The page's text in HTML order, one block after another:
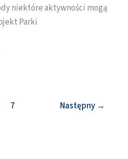
niektóre aktywności mogą
Parki
7 Następny →